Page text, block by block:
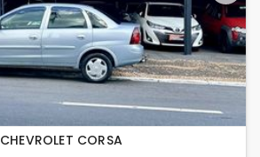
CHEVROLET CORSA